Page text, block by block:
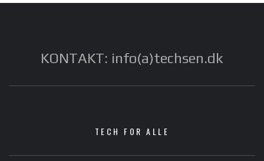
KONTAKT: info(a)techsen.dk
TECH FOR ALLE